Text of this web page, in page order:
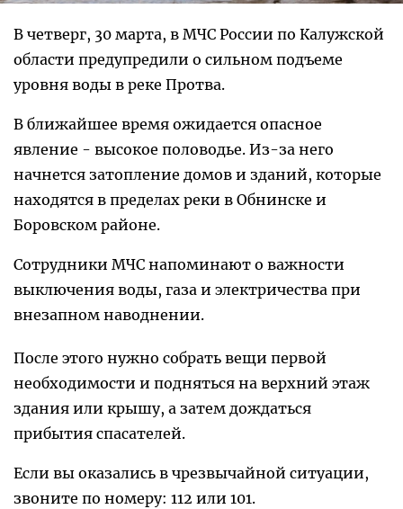
В четверг, 30 марта, в МЧС России по Калужской
области предупредили о сильном подъеме
уровня воды в реке Протва.
В ближайшее время ожидается опасное
явление - высокое половодье. Из-за него
начнется затопление домов и зданий, которые
находятся в пределах реки в Обнинске и
Боровском районе.
Сотрудники МЧС напоминают о важности
выключения воды, газа и электричества при
внезапном наводнении.
После этого нужно собрать вещи первой
необходимости и подняться на верхний этаж
здания или крышу, а затем дождаться
прибытия спасателей.
Если вы оказались в чрезвычайной ситуации,
звоните по номеру: 112 или 101.